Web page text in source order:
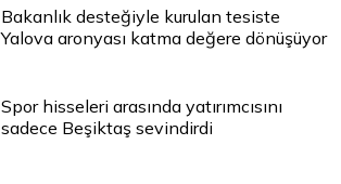
Bakanlık desteğiyle kurulan tesiste
Yalova aronyası katma değere dönüşüyor
Spor hisseleri arasında yatırımcısını
sadece Beşiktaş sevindirdi